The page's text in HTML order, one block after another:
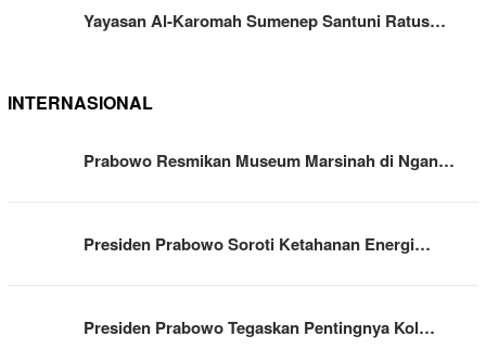
Yayasan Al-Karomah Sumenep Santuni Ratus…
INTERNASIONAL
Prabowo Resmikan Museum Marsinah di Ngan…
Presiden Prabowo Soroti Ketahanan Energi…
Presiden Prabowo Tegaskan Pentingnya Kol…